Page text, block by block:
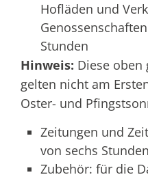
Hofläden und
Stunden
Hinweis: Diese oben
gelten nicht am
Oster- und
Zeitungen und
von sechs Stunden
Zubehör: für die